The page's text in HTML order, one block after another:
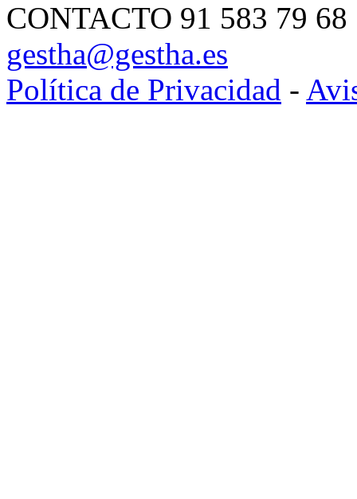
CONTACTO 91 583 79
gestha@gestha.es
Política de Privacidad -